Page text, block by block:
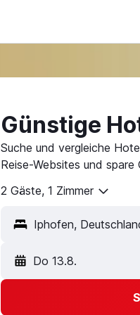
Günstige
Suche und vergleiche
Reise-Websites und spare
2 Gäste, 1 Zimmer
Do 13.8.